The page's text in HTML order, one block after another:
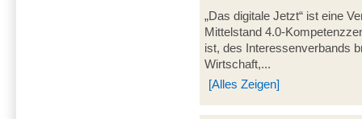
„Das digitale Jetzt“ ist eine
Mittelstand 4.0-
ist, des Interessenverbands
Wirtschaft,...
[Alles Zeigen]